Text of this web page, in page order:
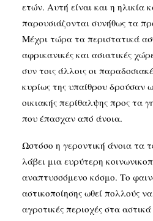
ετών. Αυτή είναι και η ηλικία
παρουσιάζονται συνήθως τα
Μέχρι τώρα τα περιστατικά
αφρικανικές και ασιατικές
συν τοις άλλοις οι
κυρίως της υπαίθρου δρούσαν
οικιακής περίθαλψης προς τα
που έπασχαν από άνοια.
Ωστόσο η γεροντική άνοια τα
λάβει μια ευρύτερη
αναπτυσσόμενο κόσμο. Το
αστικοποίησης ωθεί πολλούς
αγροτικές περιοχές στα